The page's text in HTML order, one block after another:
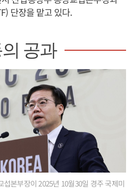
단장을 맡고 있다.
공과
섭본부장이 2025년 10월30일 경주 국제미